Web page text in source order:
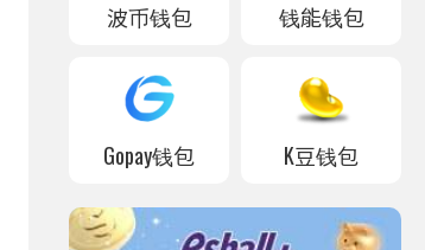
波币钱包 钱能钱包
Gopay钱包 K豆钱包